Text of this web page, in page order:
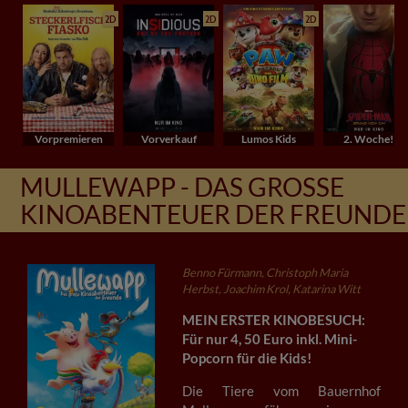
2D
Vorpremieren
2D
Vorverkauf
2D
Lumos Kids 2. Woche!
MULLEWAPP - DAS GROSSE K
INOABENTEUER DER FREUNDE
Benno Fürmann, Christoph Maria
Herbst, Joachim Krol, Katarina Witt
MEIN ERSTER KINOBESUCH:
Für nur 4, 50 Euro inkl. Mini-
Popcorn für die Kids!
Die Tiere vom Bauernhof